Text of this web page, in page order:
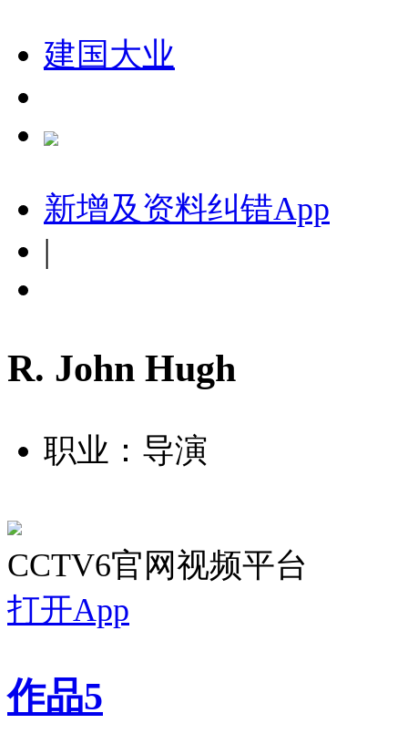
建国大业
新增及资料纠错App
|
R. John Hugh
职业：导演
CCTV6官网视频平台
打开App
作品5